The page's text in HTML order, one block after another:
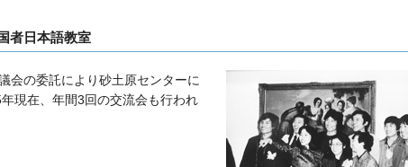
者日本語教室
会の委託により砂土原センターに
現在、年間3回の交流会も行われ